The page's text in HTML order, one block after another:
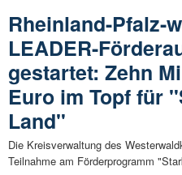
Rheinland-Pfalz-
LEADER-
gestartet: Zehn
Euro im Topf für
Land"
Die Kreisverwaltung des
Teilnahme am Förderprogramm